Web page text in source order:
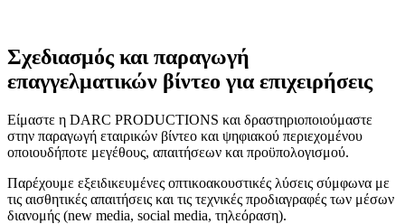
Σχεδιασμός και παραγωγή
επαγγελματικών βίντεο για επιχειρήσεις
Είμαστε η DARC PRODUCTIONS και δραστηριοποιούμαστε
στην παραγωγή εταιρικών βίντεο και ψηφιακού περιεχομένου
οποιουδήποτε μεγέθους, απαιτήσεων και προϋπολογισμού.
Παρέχουμε εξειδικευμένες οπτικοακουστικές λύσεις σύμφωνα με
τις αισθητικές απαιτήσεις και τις τεχνικές προδιαγραφές των μέσων
διανομής (new media, social media, τηλεόραση).